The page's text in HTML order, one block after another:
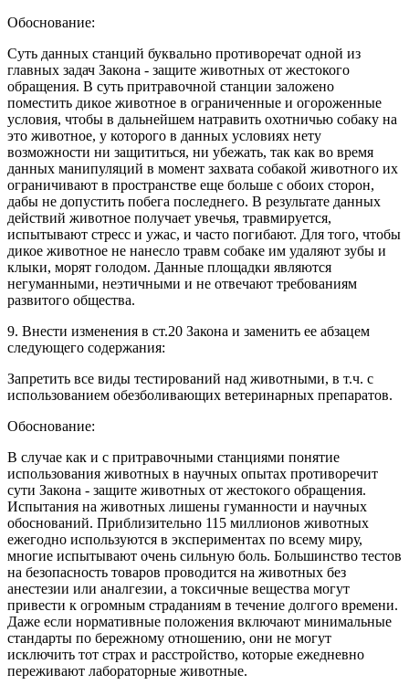
Обоснование:
Суть данных станций буквально противоречат одной из
главных задач Закона - защите животных от жестокого
обращения. В суть притравочной станции заложено
поместить дикое животное в ограниченные и огороженные
условия, чтобы в дальнейшем натравить охотничью собаку на
это животное, у которого в данных условиях нету
возможности ни защититься, ни убежать, так как во время
данных манипуляций в момент захвата собакой животного их
ограничивают в пространстве еще больше с обоих сторон,
дабы не допустить побега последнего. В результате данных
действий животное получает увечья, травмируется,
испытывают стресс и ужас, и часто погибают. Для того, чтобы
дикое животное не нанесло травм собаке им удаляют зубы и
клыки, морят голодом. Данные площадки являются
негуманными, неэтичными и не отвечают требованиям
развитого общества.
9. Внести изменения в ст.20 Закона и заменить ее абзацем
следующего содержания:
Запретить все виды тестирований над животными, в т.ч. с
использованием обезболивающих ветеринарных препаратов.
Обоснование:
В случае как и с притравочными станциями понятие
использования животных в научных опытах противоречит
сути Закона - защите животных от жестокого обращения.
Испытания на животных лишены гуманности и научных
обоснований. Приблизительно 115 миллионов животных
ежегодно используются в экспериментах по всему миру,
многие испытывают очень сильную боль. Большинство тестов
на безопасность товаров проводится на животных без
анестезии или аналгезии, а токсичные вещества могут
привести к огромным страданиям в течение долгого времени.
Даже если нормативные положения включают минимальные
стандарты по бережному отношению, они не могут
исключить тот страх и расстройство, которые ежедневно
переживают лабораторные животные.